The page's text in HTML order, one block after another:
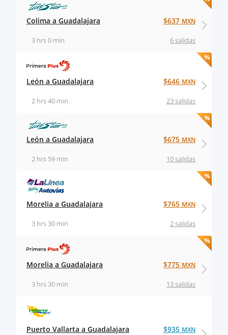
Colima a Guadalajara
6 salidas
3 hrs 0 min
$637 MXN
León a Guadalajara
23 salidas
2 hrs 40 min
$646 MXN
León a Guadalajara
10 salidas
2 hrs 59 min
$675 MXN
Morelia a Guadalajara
2 salidas
3 hrs 30 min
$765 MXN
Morelia a Guadalajara
13 salidas
3 hrs 30 min
$775 MXN
Puerto Vallarta a Guadalajara $935 MXN